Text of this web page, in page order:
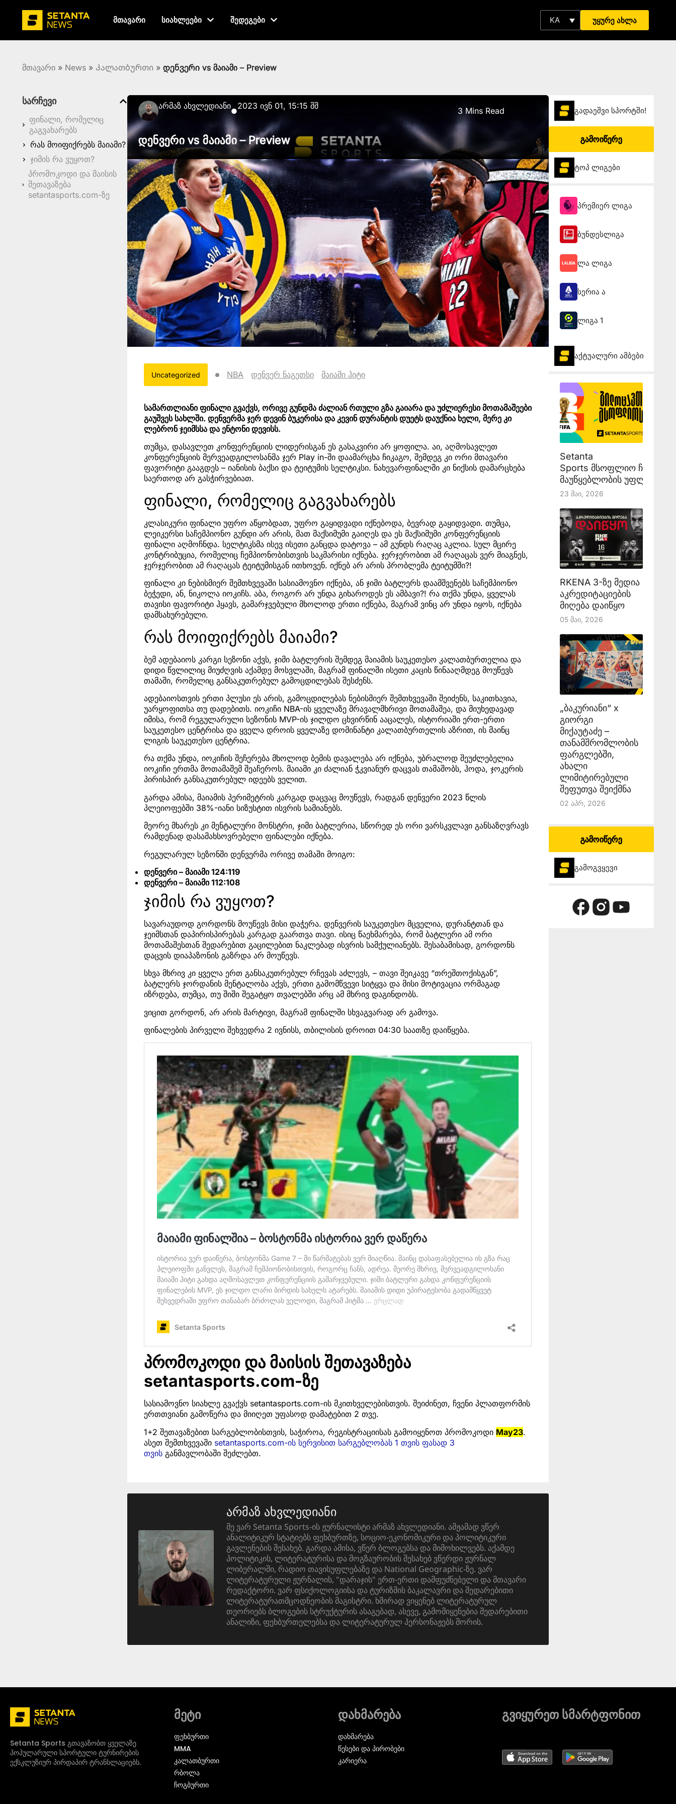
მთავარი სიახლეები შედეგები KA უყურე ახლა
მთავარი » News » Კალათბურთი » დენვერი vs მაიამი – Preview
სარჩევი
ფინალი, რომელიც
გაგვახარებს
რას მოიფიქრებს მაიამი?
ჯიმის რა ვუყოთ?
პრომოკოდი და მაისის
შეთავაზება
setantasports.com-ზე
Არმაზ Ახვლედიანი●2023 ივნ 01, 15:15 შშ 3 Mins Read
დენვერი vs მაიამი – Preview
Uncategorized NBA დენვერ ნაგეთსი მაიამი ჰიტი
სამართლიანი ფინალი გვაქვს, ორივე გუნდმა ძალიან რთული გზა გაიარა და უძლიერესი მოთამაშეები
გაუშვეს სახლში. დენვერმა ჯერ დევინ ბუკერისა და კევინ დურანტის დუეტს დაუქნია ხელი, მერე კი
ლებრონ ჯეიმსსა და ენტონი დევისს.
თუმცა, დასავლეთ კონფერენციის ლიდერისგან ეს გასაკვირი არ ყოფილა. აი, აღმოსავლეთ
კონფერენციის მერვეადგილოსანმა ჯერ Play in-ში დაამარცხა ჩიკაგო, შემდეგ კი ორი მთავარი
ფავორიტი გააგდეს – იანისის ბაქსი და ტეიტუმის სელტიკსი. ნახევარფინალში კი ნიქსის დამარცხება
საერთოდ არ გასჭირვებიათ.
ფინალი, რომელიც გაგვახარებს
კლასიკური ფინალი უფრო აწყობდათ, უფრო გაყიდვადი იქნებოდა, ბევრად გაყიდვადი. თუმცა,
ლეიკერსი საჩემპიონო გუნდი არ არის, მათ მაქსიმუმი გაიღეს და ეს მაქსიმუმი კონფერენციის
ფინალი აღმოჩნდა. სელტიკსმა ისევ ისეთი განცდა დატოვა – ამ გუნდს რაღაც აკლია. სულ მცირე
კონტრიბუცია, რომელიც ჩემპიონობისთვის საკმარისი იქნება. ჯერჯერობით ამ რაღაცას ვერ მიაგნეს,
ჯერჯერობით ამ რაღაცას ტეიტუმისგან ითხოვენ. იქნებ არ არის პრობლემა ტეიტუმში?!
ფინალი კი ნებისმიერ შემთხვევაში სასიამოვნო იქნება, ან ჯიმი ბატლერს დაამშვენებს საჩემპიონო
ბეჭედი, ან, ნიკოლა იოკიჩს. აბა, როგორ არ უნდა გიხაროდეს ეს ამბავი?! რა თქმა უნდა, ყველას
თავისი ფავორიტი ჰყავს, გამარჯვებული მხოლოდ ერთი იქნება, მაგრამ ვინც არ უნდა იყოს, იქნება
დამსახურებული.
რას მოიფიქრებს მაიამი?
ბემ ადებაიოს კარგი სეზონი აქვს, ჯიმი ბატლერის შემდეგ მაიამის საუკეთესო კალათბურთელია და
დიდი წვლილიც მიუძღვის აქამდე მოსვლაში, მაგრამ ფინალში ისეთი კაცის წინააღმდეგ მოუწევს
თამაში, რომელიც განსაკუთრებულ გამოცდილებას შესძენს.
ადებაიოსთვის ერთი პლუსი ეს არის, გამოცდილებას ნებისმიერ შემთხვევაში შეიძენს, საკითხავია,
უარყოფითსა თუ დადებითს. იოკიჩი NBA-ის ყველაზე მრავალმხრივი მოთამაშეა, და მიუხედავად
იმისა, რომ რეგულარული სეზონის MVP-ის ჯილდო ცხვირწინ ააცალეს, ისტორიაში ერთ-ერთი
საუკეთესო ცენტრისა და ყველა დროის ყველაზე დომინანტი კალათბურთელის აზრით, ის მაინც
ლიგის საუკეთესო ცენტრია.
რა თქმა უნდა, იოკიჩის შეჩერება მხოლოდ ბემის დავალება არ იქნება, უბრალოდ შეუძლებელია
იოკიჩი ერთმა მოთამაშემ შეაჩეროს. მაიამი კი ძალიან ჭკვიანურ დაცვას თამაშობს, ჰოდა, ჯოკერის
პირისპირ განსაკუთრებულ იდეებს ველით.
გარდა ამისა, მაიამის პერიმეტრის კარგად დაცვაც მოუწევს, რადგან დენვერი 2023 წლის
პლეიოფებში 38%-იანი სიზუსტით ისვრის სამიანებს.
მეორე მხარეს კი მენტალური მონსტრი, ჯიმი ბატლერია, სწორედ ეს ორი ვარსკვლავი განსაზღვრავს
რამდენად დასამახსოვრებელი ფინალები იქნება.
რეგულარულ სეზონში დენვერმა ორივე თამაში მოიგო:
დენვერი – მაიამი 124:119
დენვერი – მაიამი 112:108
ჯიმის რა ვუყოთ?
სავარაუდოდ გორდონს მოუწევს მისი დაჭერა. დენვერის საუკეთესო მცველია, დურანტთან და
ჯეიმსთან დაპირისპირებას კარგად გაართვა თავი. ისიც წაეხმარება, რომ ბატლერი ამ ორი
მოთამაშესთან შედარებით გაცილებით ნაკლებად ისვრის სამქულიანებს. შესაბამისად, გორდონს
დაცვის დიაპაზონის გაზრდა არ მოუწევს.
სხვა მხრივ კი ყველა ერთ განსაკუთრებულ რჩევას აძლევს, – თავი შეიკავე “თრეშთოქისგან”,
ბატლერს ჯორდანის მენტალობა აქვს, ერთი გამომწვევი სიტყვა და მისი მოტივაცია ორმაგად
იზრდება, თუმცა, თუ შიში შეგატყო თვალებში არც ამ მხრივ დაგინდობს.
ვიცით გორდონ, არ არის მარტივი, მაგრამ ფინალში სხვაგვარად არ გამოვა.
ფინალების პირველი შეხვედრა 2 ივნისს, თბილისის დროით 04:30 საათზე დაიწყება.
პრომოკოდი და მაისის შეთავაზება
setantasports.com-ზე
სასიამოვნო სიახლე გვაქვს setantasports.com-ის მკითხველებისთვის. შეიძინეთ, ჩვენი პლათფორმის
ერთთვიანი გამოწერა და მიიღეთ უფასოდ დამატებით 2 თვე.
1+2 შეთავაზებით სარგებლობისთვის, საჭიროა, რეგისტრაციისას გამოიყენოთ პრომოკოდი May23.
ასეთ შემთხვევაში setantasports.com-ის სერვისით სარგებლობას 1 თვის ფასად 3
თვის განმავლობაში შეძლებთ.
არმაზ ახვლედიანი
მე ვარ Setanta Sports-ის ჟურნალისტი არმაზ ახვლედიანი. ამჟამად ვწერ
ანალიტიკურ სტატიებს ფეხბურთზე, სოციო-ეკონომიკური და პოლიტიკური
გავლენების შესახებ. გარდა ამისა, ვწერ ბლოგებსა და მიმოხილვებს. აქამდე
პოლიტიკის, ლიტერატურისა და მოგზაურობის შესახებ ვწერდი ჟურნალ
ლიბერალში, რადიო თავისუფლებაზე და National Geographic-ზე. ვარ
ლიტერატურული ჟურნალის, "დარაჯის" ერთ-ერთი დამფუძნებელი და მთავარი
რედაქტორი. ვარ ფსიქოლოგიისა და ტურიზმის ბაკალავრი და შედარებითი
ლიტერატურათმცოდნეობის მაგისტრი. ხშირად ვიყენებ ლიტერატურულ
თეორიებს ბლოგების სტრუქტურის ასაგებად, ასევე, გამომიყენებია შედარებითი
ანალიზი, ფეხბურთელებსა და ლიტერატურულ პერსონაჟებს შორის.
გადაეშვი სპორტში!
გამოიწერე
ტოპ ლიგები
პრემიერ ლიგა
ბუნდესლიგა
ლა ლიგა
სერია ა
ლიგა 1
აქტუალური ამბები
Setanta
Sports მსოფლიო
მაუწყებლობის უფლებას
23 Მაი, 2026
RKENA 3-ზე მედია
აკრედიტაციების
მიღება დაიწყო
05 Მაი, 2026
„ბაკურიანი“ x
გიორგი
მიქაუტაძე –
თანამშრომლობის
ფარგლებში,
ახალი
ლიმიტირებული
შეფუთვა შეიქმნა
02 Აპრ, 2026
გამოიწერე
გამოგვყევი
Setanta Sports გთავაზობთ ყველაზე
პოპულარული სპორტული ტურნირების
ექსკლუზიურ პირდაპირ ტრანსლაციებს.
მეტი
ᲤᲔᲮᲑᲣᲠᲗᲘ
MMA
ᲙᲐᲚᲐᲗᲑᲣᲠᲗᲘ
ᲠᲑᲝᲚᲐ
ᲩᲝᲒᲑᲣᲠᲗᲘ
დახმარება
დახმარება
წესები და პირობები
კარიერა
გვიყურეთ სმარტფონით